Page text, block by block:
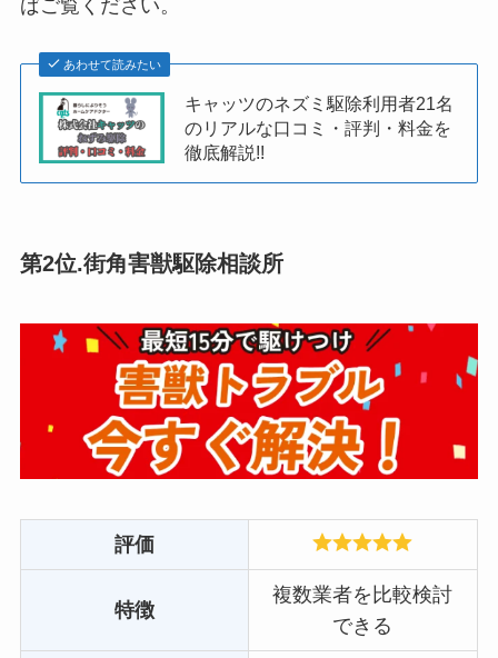
ばご覧ください。
あわせて読みたい
キャッツのネズミ駆除利用者21名
のリアルな口コミ・評判・料金を
徹底解説!!
第2位.街角害獣駆除相談所
評価
特徴
複数業者を比較検討
できる